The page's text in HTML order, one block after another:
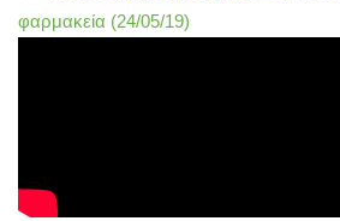
φαρμακεία (24/05/19)